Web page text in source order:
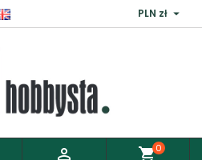
PLN zł 
 shopping_cart0